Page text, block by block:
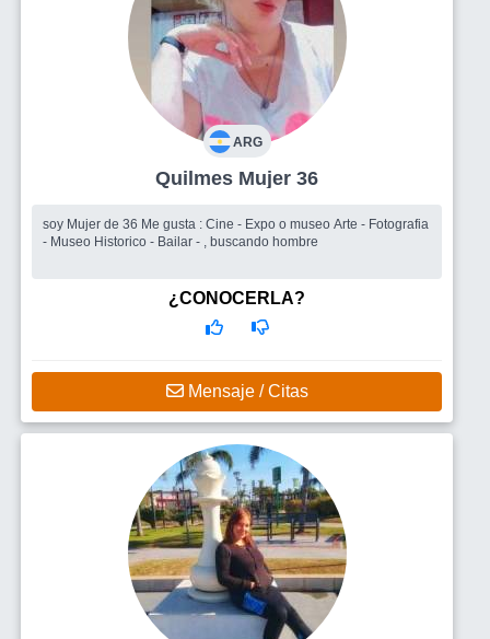
ARG
Quilmes Mujer 36
soy Mujer de 36 Me gusta : Cine - Expo o museo Arte - Fotografia
- Museo Historico - Bailar - , buscando hombre
¿CONOCERLA?
Mensaje / Citas